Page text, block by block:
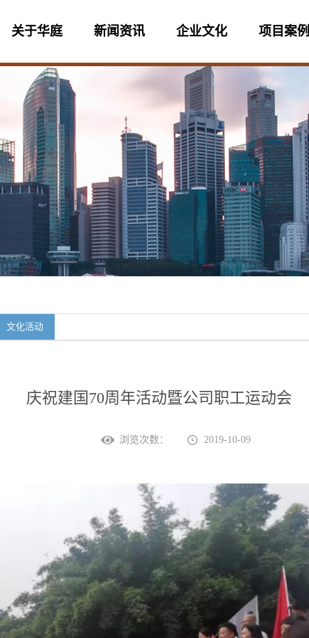
关于华庭 新闻资讯 企业文化 项目案例
文化活动
庆祝建国70周年活动暨公司职工运动会
浏览次数： 2019-10-09